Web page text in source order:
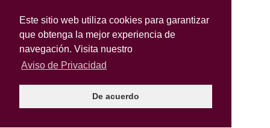
Este sitio web utiliza cookies para garantizar
que obtenga la mejor experiencia de
navegación. Visita nuestro
Aviso de Privacidad
De acuerdo